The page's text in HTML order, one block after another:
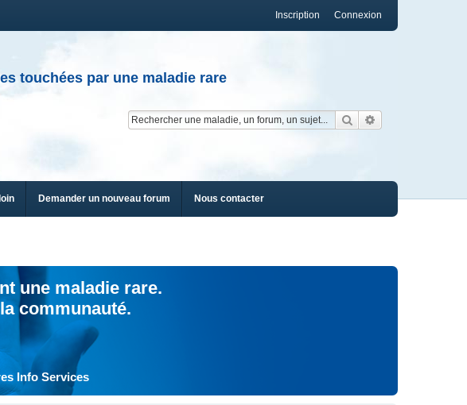
Connexion
Inscription
touchées par une maladie rare
Rechercher
Demander un nouveau forum Nous contacter
une maladie rare.
communauté.
Info Services